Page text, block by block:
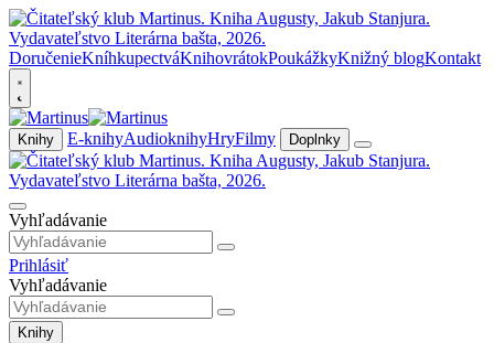
DoručenieKníhkupectváKnihovrátokPoukážkyKnižný blogKontakt
Knihy E-knihyAudioknihyHryFilmy Doplnky
Vyhľadávanie
Prihlásiť
Vyhľadávanie
Knihy